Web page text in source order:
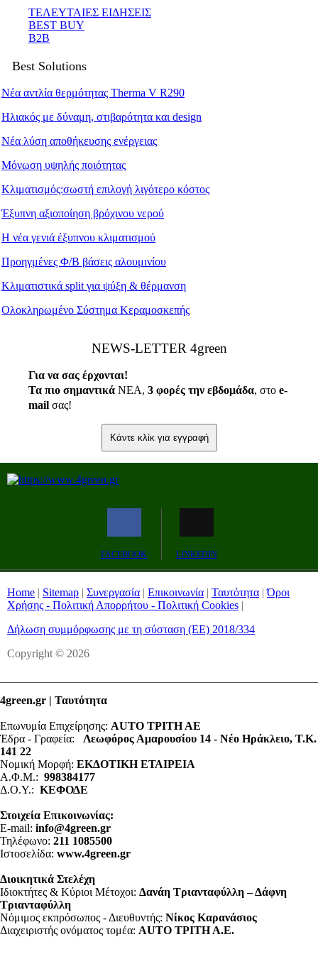
ΤΕΛΕΥΤΑΙΕΣ ΕΙΔΗΣΕΙΣ
BEST BUY
B2B
Best Solutions
Νέα αντλία θερμότητας Therma V R290
Ηλιακός με δύναμη, στιβαρότητα και design
Νέα λύση αποθήκευσης ενέργειας
Μόνωση υψηλής ποιότητας
Κλιματισμός:σωστή επιλογή λιγότερο κόστος
Έξυπνη αξιοποίηση βρόχινου νερού
Η νέα γενιά έξυπνου κλιματισμού
Προηγμένες Φ/Β βάσεις αλουμινίου
Κλιματιστικά split για ψύξη & θέρμανση
Ολοκληρωμένο Σύστημα Κεραμοσκεπής
ΝEWS-LETTER 4green
Για να σας έρχονται!
Τα πιο σημαντικά ΝΕΑ, 3 φορές την εβδομάδα, στο e-
mail σας!
Κάντε κλίκ για εγγραφή
FACEBOOK LINKEDIN
Home | Sitemap | Συνεργασία | Επικοινωνία | Ταυτότητα |Όροι
Χρήσης - Πολιτική Απορρήτου - Πολιτική Cookies |
Δήλωση συμμόρφωσης με τη σύσταση (ΕΕ) 2018/334
Copyright © 2026
4green.gr | Ταυτότητα
Επωνυμία Επιχείρησης: AUTO ΤΡΙΤΗ ΑΕ
Έδρα - Γραφεία: Λεωφόρος Αμαρουσίου 14 - Νέο Ηράκλειο, Τ.Κ.
141 22
Νομική Μορφή: ΕΚΔΟΤΙΚΗ ΕΤΑΙΡΕΙΑ
Α.Φ.Μ.: 998384177
Δ.Ο.Υ.: ΚΕΦΟΔΕ
Στοιχεία Επικοινωνίας:
E-mail: info@4green.gr
Τηλέφωνο: 211 1085500
Ιστοσελίδα: www.4green.gr
Διοικητικά Στελέχη
Ιδιοκτήτες & Κύριοι Μέτοχοι: Δανάη Τριανταφύλλη – Δάφνη
Τριανταφύλλη
Νόμιμος εκπρόσωπος - Διευθυντής: Νίκος Καρανάσιος
Διαχειριστής ονόματος τομέα: ΑUTO ΤΡΙΤΗ Α.Ε.